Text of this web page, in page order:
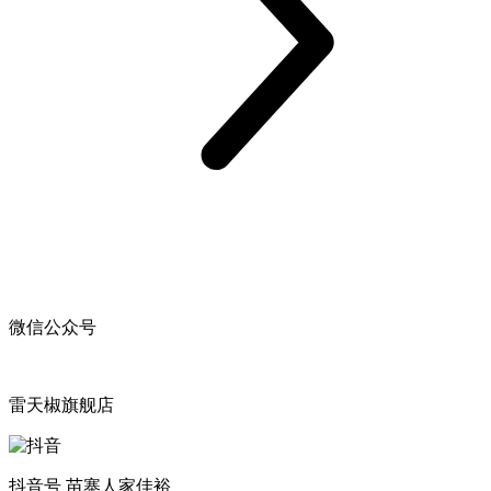
微信公众号
雷天椒旗舰店
抖音号 苗寨人家佳裕